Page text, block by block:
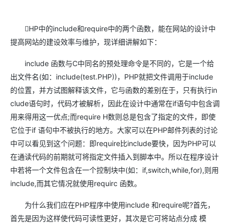
HP中的include和require中的两个函数，能在网站的设计中
提高网站的建设效率与维护，现详细讲解如下：
include 函数与C中同名的预处理命令是不同的，它是一个给
出文件名(如：include(test.PHP))，PHP就把文件调用于include
的位置，并方试图解释该文件，它与函数的差别在于，只有执行in
clude语句时，代码才被解析，因此在设计中通常在if语句中包含调
用来得用这一优点;而require H数则总是包含了指定的文件，即使
它位于if 语句中不被执行的地方。大家可以在PHP邮件列表的讨论
中可以看见到这个问题：即require比include要快，因为PHP可以
在通读代码的前期就可将指定文件插入到脚本中。所以在程序设计
中若将一个文件包含在一个控制块中(如：if,switch,while,for),则用
include,而其它情况就使用requirc 函数。
为什么我们应在PHP程序中使用include 和require呢?首先，
首先是因为这样使代码可读性更好，其次是它可将站点分成 模